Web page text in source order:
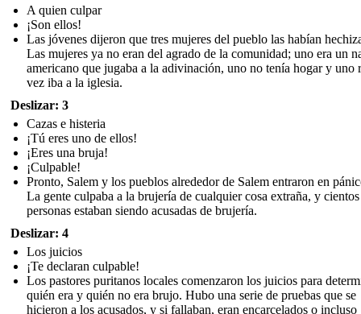
A quien culpar
¡Son ellos!
Las jóvenes dijeron que tres mujeres del pueblo las habían
Las mujeres ya no eran del agrado de la comunidad; uno era un
americano que jugaba a la adivinación, uno no tenía hogar y uno
vez iba a la iglesia.
Deslizar: 3
Cazas e histeria
¡Tú eres uno de ellos!
¡Eres una bruja!
¡Culpable!
Pronto, Salem y los pueblos alrededor de Salem entraron en
La gente culpaba a la brujería de cualquier cosa extraña, y
personas estaban siendo acusadas de brujería.
Deslizar: 4
Los juicios
¡Te declaran culpable!
Los pastores puritanos locales comenzaron los juicios para
quién era y quién no era brujo. Hubo una serie de pruebas que se
hicieron a los acusados, y si fallaban, eran encarcelados o incluso